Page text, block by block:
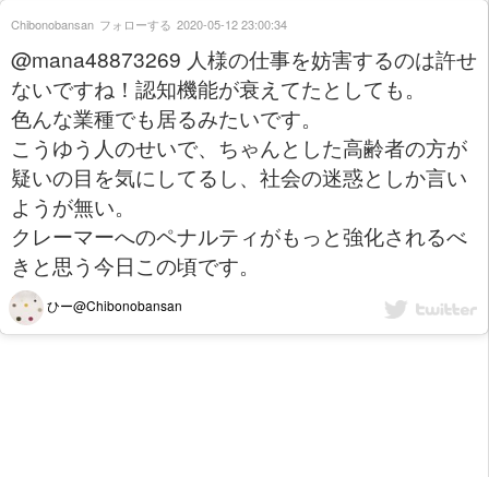
@mana48873269 人様の仕事を妨害するのは許せ
ないですね！認知機能が衰えてたとしても。
色んな業種でも居るみたいです。
こうゆう人のせいで、ちゃんとした高齢者の方が
疑いの目を気にしてるし、社会の迷惑としか言い
ようが無い。
クレーマーへのペナルティがもっと強化されるべ
きと思う今日この頃です。
ひー@Chibonobansan
Chibonobansan フォローする 2020-05-12 23:00:34